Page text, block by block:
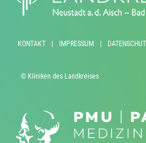
KONTAKT IMPRESSUM
© Kliniken des Landkreises